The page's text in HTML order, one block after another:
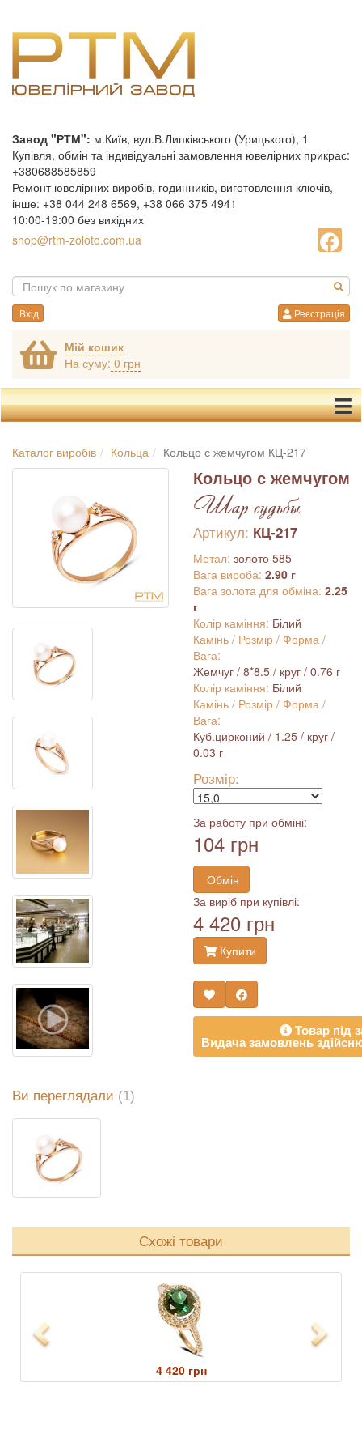
Завод "РТМ": м.Київ, вул.В.Липківського (Урицького), 1
Купівля, обмін та індивідуальні замовлення ювелірних прикрас:
+380688585859
Ремонт ювелірних виробів, годинників, виготовлення ключів,
інше: +38 044 248 6569, +38 066 375 4941
10:00-19:00 без вихідних
shop@rtm-zoloto.com.ua
Вхід Реєстрація
Мій кошик
На суму: 0 грн
Каталог виробів Кольца Кольцо с жемчугом КЦ-217
Кольцо с жемчугом
Шар судьбы
Артикул: КЦ-217
Метал: золото 585
Вага вироба: 2.90 г
Вага золота для обміна: 2.25
г
Колір каміння: Білий
Камінь / Розмір / Форма /
Вага:
Жемчуг / 8*8.5 / круг / 0.76 г
Колір каміння: Білий
Камінь / Розмір / Форма /
Вага:
Куб.цирконий / 1.25 / круг /
0.03 г
Розмір:
За работу при обміні:
104 грн
Обмін
За виріб при купівлі:
4 420 грн
Купити
Товар під
Видача замовлень
Ви переглядали (1)
Схожі товари
Previous
4 420 грн
Next